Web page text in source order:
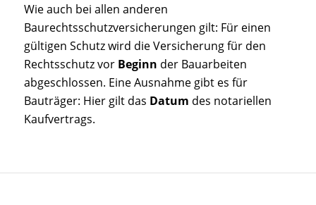
Wie auch bei allen anderen
Baurechtsschutzversicherungen gilt: Für einen
gültigen Schutz wird die Versicherung für den
Rechtsschutz vor Beginn der Bauarbeiten
abgeschlossen. Eine Ausnahme gibt es für
Bauträger: Hier gilt das Datum des notariellen
Kaufvertrags.